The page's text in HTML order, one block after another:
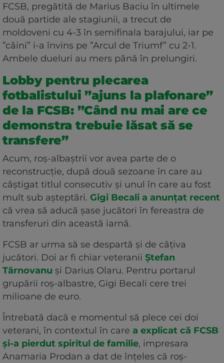
FCSB, pregătită de Marius Baciu în ultimele
două partide ale stagiunii, a trecut de
moldoveni cu 4-3 în semifinala barajului, iar pe
”câini” i-a învins pe ”Arcul de Triumf” cu 2-1.
Ambele dueluri au mers până în prelungiri.
Lobby pentru plecarea
fotbalistului ”ajuns la plafonare”
de la FCSB: ”Când nu mai are ce
demonstra trebuie lăsat să se
transfere”
Acum, roș-albaștrii vor avea parte de o
reconstrucție, după două sezoane în care au
câștigat titlul consecutiv și unul în care au fost
mult sub așteptări. Gigi Becali a anunțat recent
că vrea să aducă șase jucători în fereastra de
transferuri din această iarnă.
FCSB ar urma să se despartă și de câțiva
jucători. Doi ar fi chiar veteranii Ștefan
Târnovanu și Darius Olaru. Pentru portarul
grupării roș-albastre, Gigi Becali cere trei
milioane de euro.
Întrebată dacă e momentul să plece cei doi
veterani, în contextul în care a explicat că FCSB
și-a pierdut spiritul de familie, impresara
Anamaria Prodan a dat de înțeles că roș-